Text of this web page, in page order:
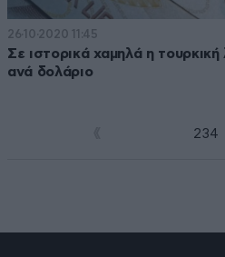
26·10·2020 11:45
Σε ιστορικά χαμηλά η
ανά δολάριο
234